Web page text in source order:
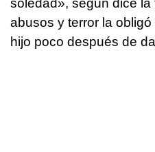
soledad», según dice
abusos y terror la
hijo poco después de